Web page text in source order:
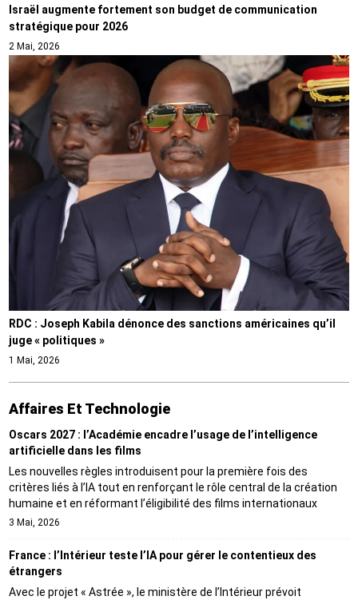
Israël augmente fortement son budget de communication
stratégique pour 2026
2 Mai, 2026
RDC : Joseph Kabila dénonce des sanctions américaines qu’il
juge « politiques »
1 Mai, 2026
Affaires Et Technologie
Oscars 2027 : l’Académie encadre l’usage de l’intelligence
artificielle dans les films
Les nouvelles règles introduisent pour la première fois des
critères liés à l’IA tout en renforçant le rôle central de la création
humaine et en réformant l’éligibilité des films internationaux
3 Mai, 2026
France : l’Intérieur teste l’IA pour gérer le contentieux des
étrangers
Avec le projet « Astrée », le ministère de l’Intérieur prévoit